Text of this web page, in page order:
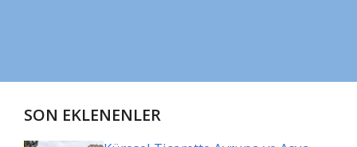
SON EKLENENLER